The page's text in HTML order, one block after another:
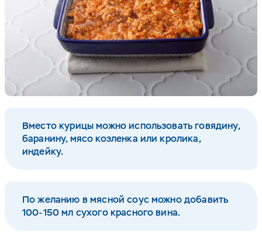
Вместо курицы можно использовать говядину,
баранину, мясо козленка или кролика,
индейку.
По желанию в мясной соус можно добавить
100-150 мл сухого красного вина.